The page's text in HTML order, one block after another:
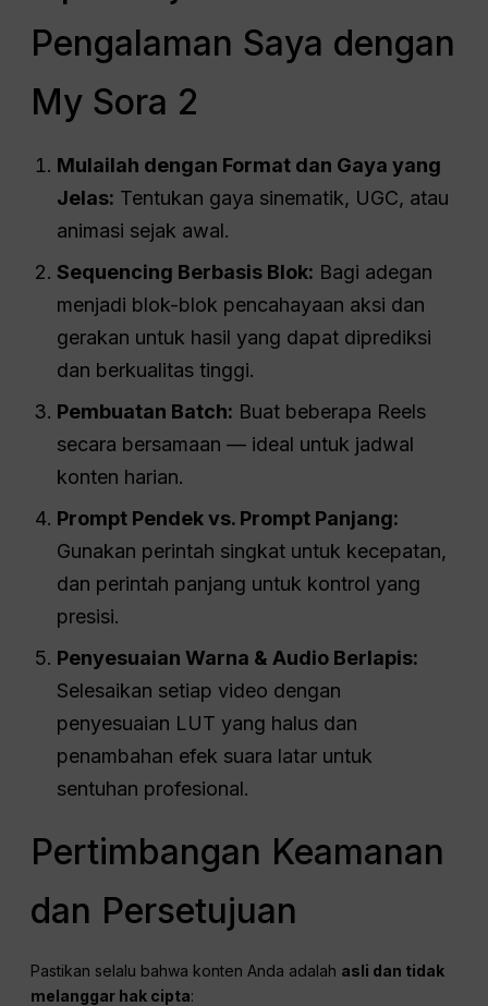
Pengalaman Saya dengan
My Sora 2
Mulailah dengan Format dan Gaya yang
Jelas: Tentukan gaya sinematik, UGC, atau
animasi sejak awal.
Sequencing Berbasis Blok: Bagi adegan
menjadi blok-blok pencahayaan aksi dan
gerakan untuk hasil yang dapat diprediksi
dan berkualitas tinggi.
Pembuatan Batch: Buat beberapa Reels
secara bersamaan — ideal untuk jadwal
konten harian.
Prompt Pendek vs. Prompt Panjang:
Gunakan perintah singkat untuk kecepatan,
dan perintah panjang untuk kontrol yang
presisi.
Penyesuaian Warna & Audio Berlapis:
Selesaikan setiap video dengan
penyesuaian LUT yang halus dan
penambahan efek suara latar untuk
sentuhan profesional.
Pertimbangan Keamanan
dan Persetujuan
Pastikan selalu bahwa konten Anda adalah asli dan tidak
melanggar hak cipta: